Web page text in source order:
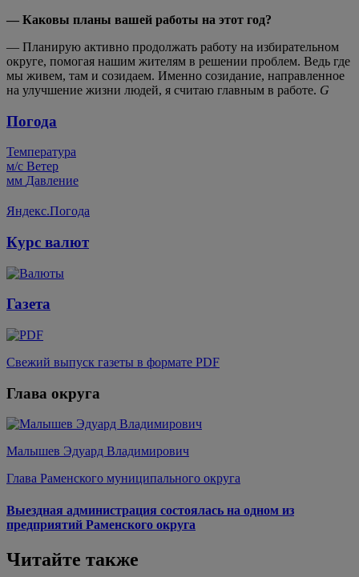
— Каковы планы вашей работы на этот год?
— Планирую активно продолжать работу на избирательном
округе, помогая нашим жителям в решении проблем. Ведь где
мы живем, там и созидаем. Именно созидание, направленное
на улучшение жизни людей, я считаю главным в работе. G
Погода
Температура
м/c Ветер
мм Давление
Яндекс.Погода
Курс валют
Газета
Свежий выпуск газеты в формате PDF
Глава округа
Малышев Эдуард Владимирович
Глава Раменского муниципального округа
Выездная администрация состоялась на одном из
предприятий Раменского округа
Читайте также